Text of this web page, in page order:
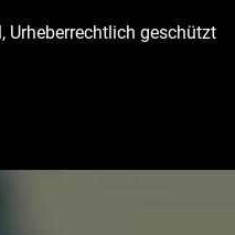
Urheberrechtlich geschützt